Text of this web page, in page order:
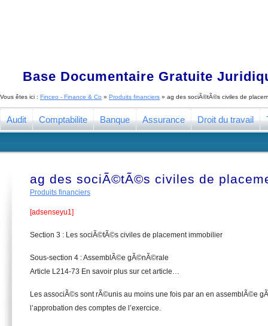
Base Documentaire Gratuite
Vous êtes ici : Finceo - Finance & Co » Produits financiers » ag des sociÃ©tÃ©s civiles de
Audit Comptabilite Banque Assurance Droit du travail
ag des sociÃ©tÃ©s civiles de
Produits financiers
[adsenseyu1]
Section 3 : Les sociÃ©tÃ©s civiles de placement immobilier
Sous-section 4 : AssemblÃ©e gÃ©nÃ©rale
Article L214-73 En savoir plus sur cet article…
Les associÃ©s sont rÃ©unis au moins une fois par an en assemblÃ©e
l’approbation des comptes de l’exercice.